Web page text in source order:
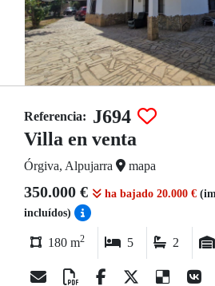
Referencia: J694
Villa en venta
Órgiva, Alpujarra mapa
350.000 € ha bajado 20.000 €
incluídos)
180 m2 5 2